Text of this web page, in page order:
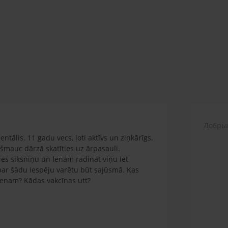
11 gadu vecs, ļoti aktīvs un ziņkārīgs.
dārzā skatīties uz ārpasauli.
siksniņu un lēnām radināt viņu iet
šādu iespēju varētu būt sajūsmā. Kas
Kādas vakcīnas utt?